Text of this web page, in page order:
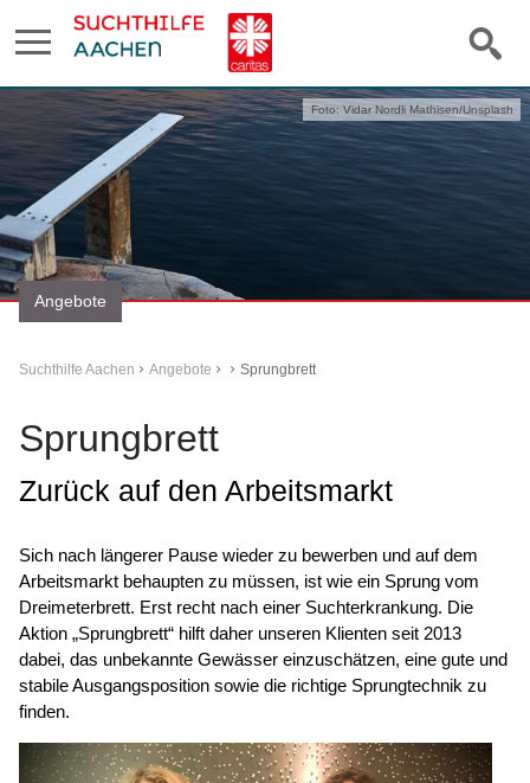
Angebote
Foto: Vidar Nordli Mathisen/Unsplash
Suchthilfe Aachen Angebote Sprungbrett
Sprungbrett
Zurück auf den Arbeitsmarkt
Sich nach längerer Pause wieder zu bewerben und auf dem
Arbeitsmarkt behaupten zu müssen, ist wie ein Sprung vom
Dreimeterbrett. Erst recht nach einer Suchterkrankung. Die
Aktion „Sprungbrett“ hilft daher unseren Klienten seit 2013
dabei, das unbekannte Gewässer einzuschätzen, eine gute und
stabile Ausgangsposition sowie die richtige Sprungtechnik zu
finden.